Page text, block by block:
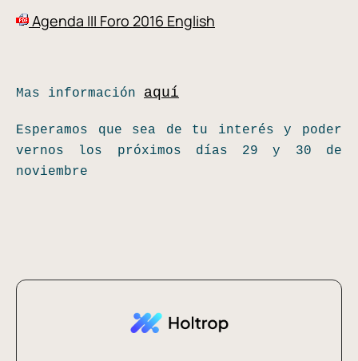
Agenda III Foro 2016 English
Mas información aquí
Esperamos que sea de tu interés y poder
vernos los próximos días 29 y 30 de
noviembre